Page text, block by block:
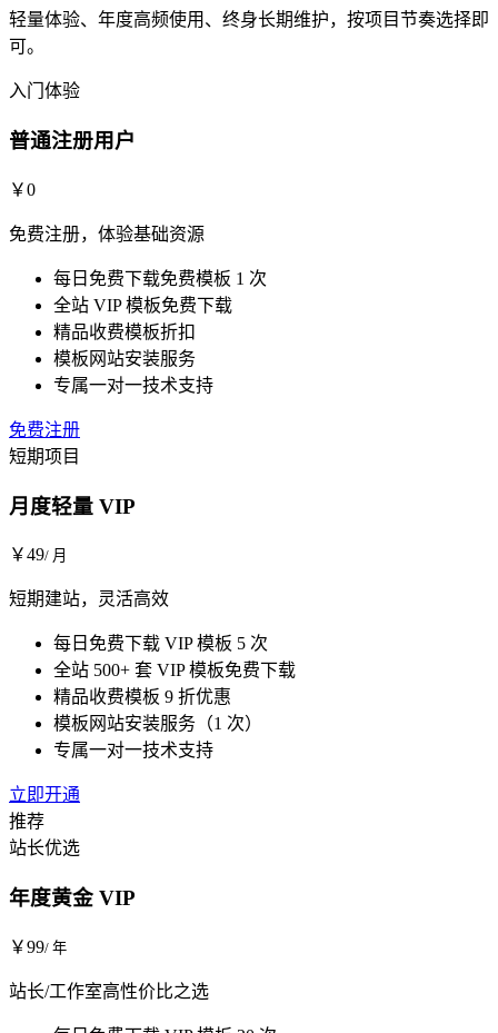
轻量体验、年度高频使用、终身长期维护，按项目节奏选择即
可。
入门体验
普通注册用户
￥0
免费注册，体验基础资源
每日免费下载免费模板 1 次
全站 VIP 模板免费下载
精品收费模板折扣
模板网站安装服务
专属一对一技术支持
免费注册
短期项目
月度轻量 VIP
￥49/ 月
短期建站，灵活高效
每日免费下载 VIP 模板 5 次
全站 500+ 套 VIP 模板免费下载
精品收费模板 9 折优惠
模板网站安装服务（1 次）
专属一对一技术支持
立即开通
推荐
站长优选
年度黄金 VIP
￥99/ 年
站长/工作室高性价比之选